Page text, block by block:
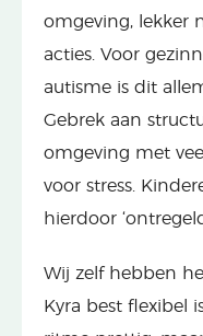
omgeving, lekker
acties. Voor
autisme is dit
Gebrek aan
omgeving met
voor stress.
hierdoor
Wij zelf hebben
Kyra best flexibel